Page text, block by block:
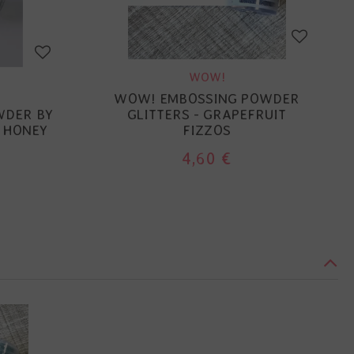
BY
WOW!
WOW! EMBOSSING POWDER
GLITTERS - GRAPEFRUIT
FIZZOS
4,60 €